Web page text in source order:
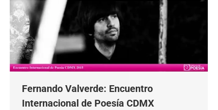
Fernando Valverde: Encuentro
Internacional de Poesía CDMX